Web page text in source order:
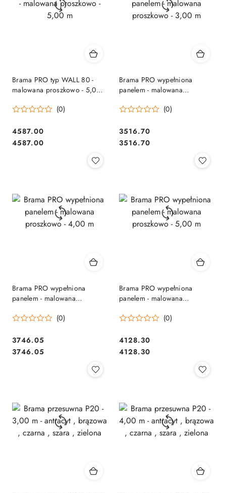
Brama PRO typ WALL 80 -
malowana proszkowo - 5,00
(0)
Cena:
4587.00
Cena:
4587.00
Brama PRO wypełniona
panelem - malowana
(0)
Cena:
3516.70
Cena:
3516.70
Brama PRO wypełniona
panelem - malowana
(0)
Cena:
3746.05
Cena:
3746.05
Brama PRO wypełniona
panelem - malowana
(0)
Cena:
4128.30
Cena:
4128.30